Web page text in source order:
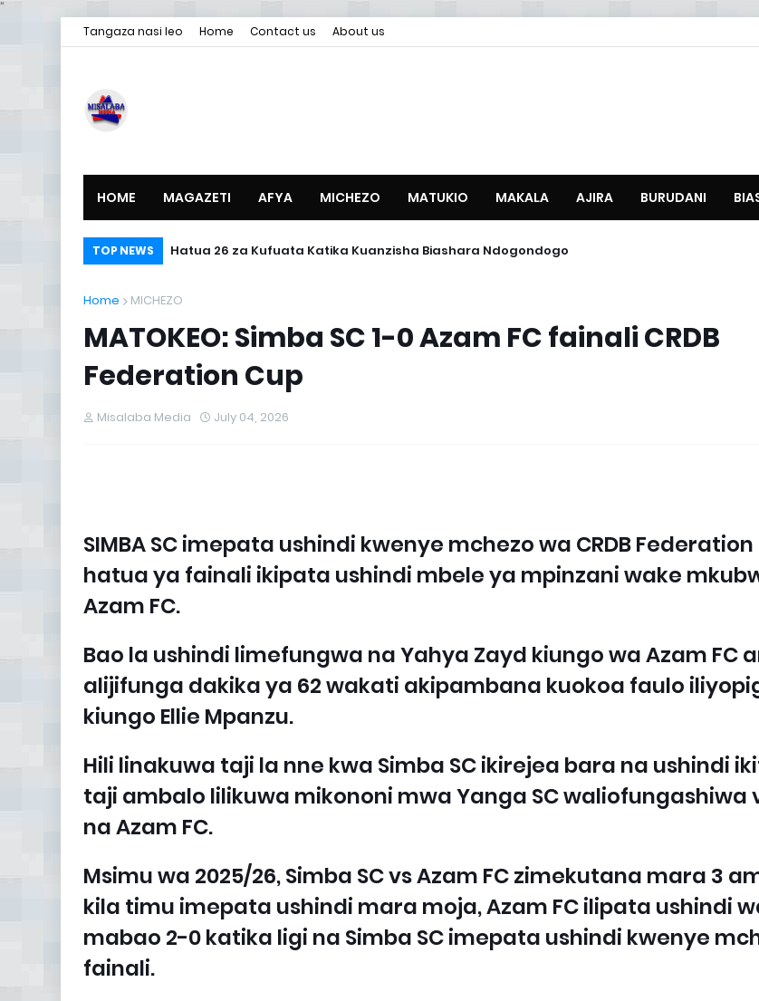
"
Tangaza nasi leo Home Contact us About us
HOME MAGAZETI AFYA MICHEZO MATUKIO MAKALA AJIRA BURUDANI
TOP NEWS Hatua 26 za Kufuata Katika Kuanzisha Biashara Ndogondogo
MAGAZETI YA LEO ALHAMISI JULAI 30, 2026
Home MICHEZO
MATOKEO: Simba SC 1-0 Azam FC fainali CRDB
Federation Cup
Misalaba Media July 04, 2026
SIMBA SC imepata ushindi kwenye mchezo wa CRDB Federation
hatua ya fainali ikipata ushindi mbele ya mpinzani wake
Azam FC.
Bao la ushindi limefungwa na Yahya Zayd kiungo wa Azam FC
alijifunga dakika ya 62 wakati akipambana kuokoa faulo
kiungo Ellie Mpanzu.
Hili linakuwa taji la nne kwa Simba SC ikirejea bara na ushindi
taji ambalo lilikuwa mikononi mwa Yanga SC waliofungashiwa
na Azam FC.
Msimu wa 2025/26, Simba SC vs Azam FC zimekutana mara 3
kila timu imepata ushindi mara moja, Azam FC ilipata ushindi
mabao 2-0 katika ligi na Simba SC imepata ushindi kwenye
fainali.